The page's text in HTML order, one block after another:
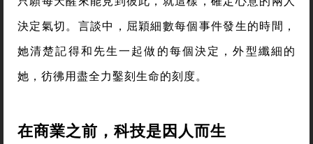
決定氣切。言談中，屈穎細數每個事件發生的時間，
她清楚記得和先生一起做的每個決定，外型纖細的
她，彷彿用盡全力鑿刻生命的刻度。
在商業之前，科技是因人而生